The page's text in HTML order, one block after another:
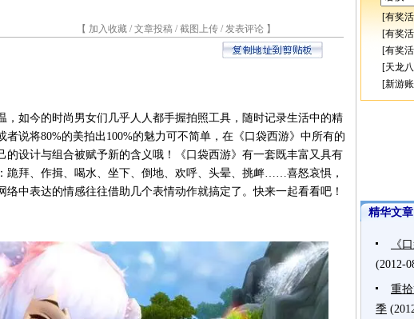
王权与
25 【 加入收藏 / 文章投稿 / 截图上传 / 发表评论 】
，如今的时尚男女们几乎人人都手握拍照工具，随时记录生活中的精
者说将80%的美拍出100%的魅力可不简单，在《口袋西游》中所有的
的设计与组合被赋予新的含义哦！《口袋西游》有一套既丰富又具有
跪拜、作揖、喝水、坐下、倒地、欢呼、头晕、挑衅……喜怒哀惧，
络中表达的情感往往借助几个表情动作就搞定了。快来一起看看吧！
[有奖
[有奖
[有奖
[天龙
[新游
精华文章
《
(2012-
重
季